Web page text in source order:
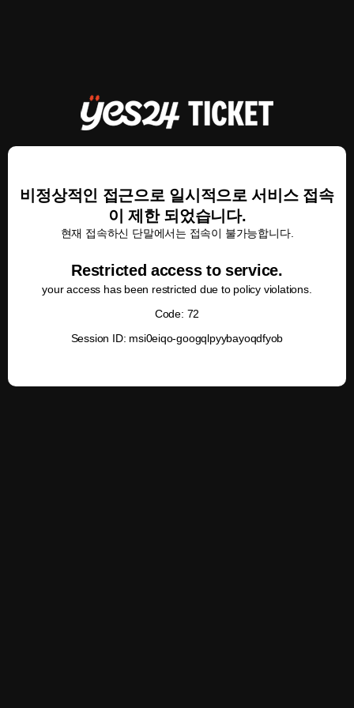
비정상적인 접근으로 일시적으로 서비스 접속
이 제한 되었습니다.
현재 접속하신 단말에서는 접속이 불가능합니다.
Restricted access to service.
your access has been restricted due to policy violations.
Code: 72
Session ID: msi0eiqo-googqlpyybayoqdfyob